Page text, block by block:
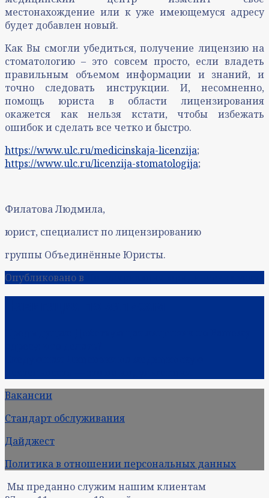
местонахождение или к уже имеющемуся адресу
будет добавлен новый.
Как Вы смогли убедиться, получение лицензию на
стоматологию – это совсем просто, если владеть
правильным объемом информации и знаний, и
точно следовать инструкции. И, несомненно,
помощь юриста в области лицензирования
окажется как нельзя кстати, чтобы избежать
ошибок и сделать все четко и быстро.
https://www.ulc.ru/medicinskaja-licenzija;
https://www.ulc.ru/licenzija-stomatologija;
Филатова Людмила,
юрист, специалист по лицензированию
группы Объединённые Юристы.
Опубликовано в
Вакансии
Стандарт обслуживания
Дайджест
Политика в отношении персональных данных
Мы преданно служим нашим клиентам